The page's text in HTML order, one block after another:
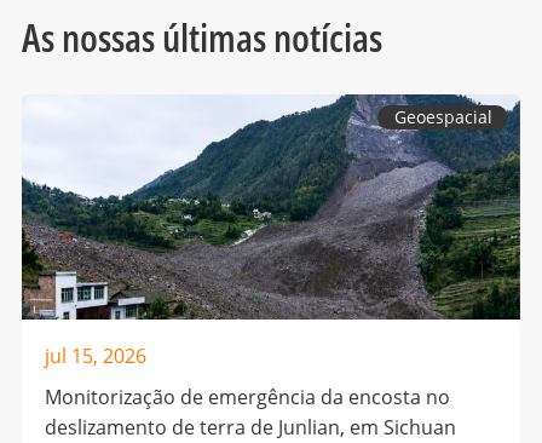
As nossas últimas notícias
Geoespacial
jul 15, 2026
Monitorização de emergência da encosta no
deslizamento de terra de Junlian, em Sichuan